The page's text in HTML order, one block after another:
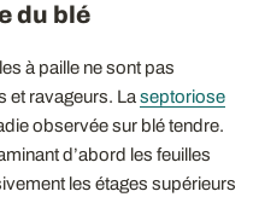
du blé
à paille ne sont pas
et ravageurs. La septoriose
observée sur blé tendre.
d’abord les feuilles
les étages supérieurs